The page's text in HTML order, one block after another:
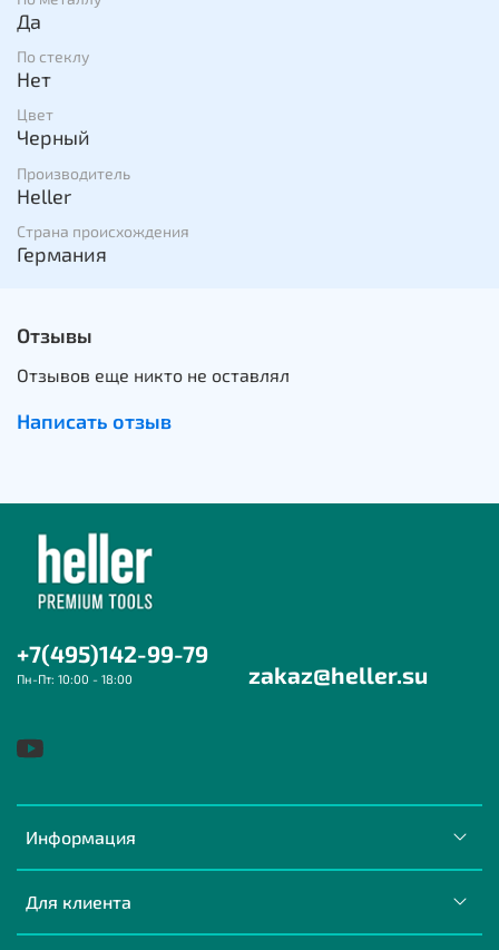
Да
По стеклу
Нет
Цвет
Черный
Производитель
Heller
Страна происхождения
Германия
Отзывы
Отзывов еще никто не оставлял
Написать отзыв
Информация
Для клиента
+7(495)142-99-79
Пн-Пт: 10:00 - 18:00 zakaz@heller.su